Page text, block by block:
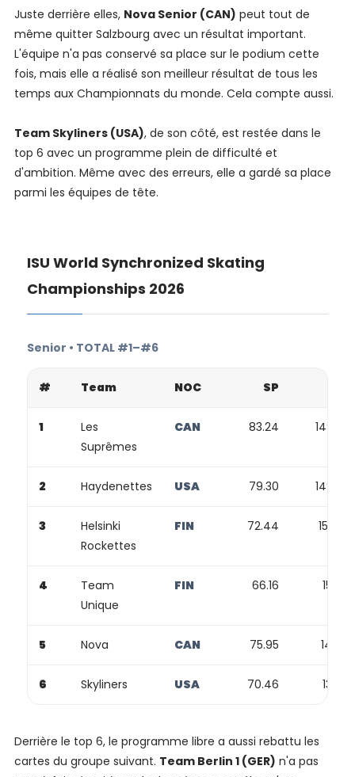
Juste derrière elles, Nova Senior (CAN) peut tout de
même quitter Salzbourg avec un résultat important.
L'équipe n'a pas conservé sa place sur le podium cette
fois, mais elle a réalisé son meilleur résultat de tous les
temps aux Championnats du monde. Cela compte aussi.
Team Skyliners (USA), de son côté, est restée dans le
top 6 avec un programme plein de difficulté et
d'ambition. Même avec des erreurs, elle a gardé sa place
parmi les équipes de tête.
ISU World Synchronized Skating
Championships 2026
Senior • TOTAL #1–#6
# Team NOC SP
1
Les
Suprêmes
CAN 83.24 149.76
2 Haydenettes USA 79.30 149.98
3
Helsinki
Rockettes
FIN 72.44 156.23
4
Team
Unique
FIN 66.16 152.12
5 Nova CAN 75.95 141.55
6 Skyliners USA 70.46 135.51
Derrière le top 6, le programme libre a aussi rebattu les
cartes du groupe suivant. Team Berlin 1 (GER) n'a pas